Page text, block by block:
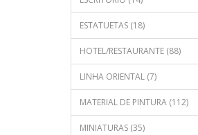
ESTATUETAS (18)
HOTEL/RESTAURANTE (88)
LINHA ORIENTAL (7)
MATERIAL DE PINTURA (112)
MINIATURAS (35)